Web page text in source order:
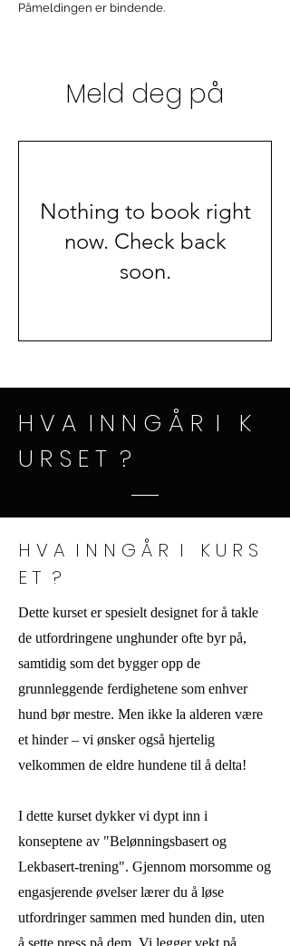
Påmeldingen er bindende.
Meld deg på
Nothing to book right
now. Check back
soon.
H V A I N N G Å R I K
U R S E T ?
H V A I N N G Å R I K U R S
E T ?
Dette kurset er spesielt designet for å takle
de utfordringene unghunder ofte byr på,
samtidig som det bygger opp de
grunnleggende ferdighetene som enhver
hund bør mestre. Men ikke la alderen være
et hinder – vi ønsker også hjertelig
velkommen de eldre hundene til å delta!
I dette kurset dykker vi dypt inn i
konseptene av "Belønningsbasert og
Lekbasert-trening". Gjennom morsomme og
engasjerende øvelser lærer du å løse
utfordringer sammen med hunden din, uten
å sette press på dem. Vi legger vekt på